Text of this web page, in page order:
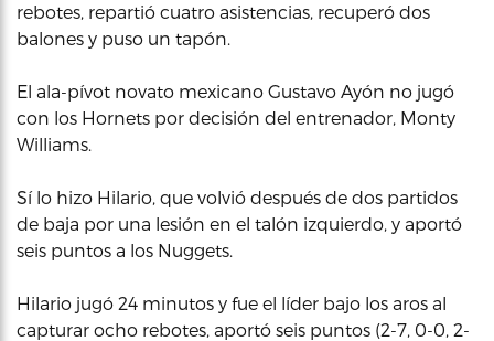
rebotes, repartió cuatro asistencias, recuperó dos
balones y puso un tapón.
El ala-pívot novato mexicano Gustavo Ayón no jugó
con los Hornets por decisión del entrenador, Monty
Williams.
Sí lo hizo Hilario, que volvió después de dos partidos
de baja por una lesión en el talón izquierdo, y aportó
seis puntos a los Nuggets.
Hilario jugó 24 minutos y fue el líder bajo los aros al
capturar ocho rebotes, aportó seis puntos (2-7, 0-0, 2-